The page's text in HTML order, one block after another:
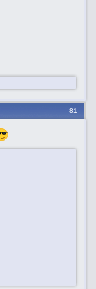
81